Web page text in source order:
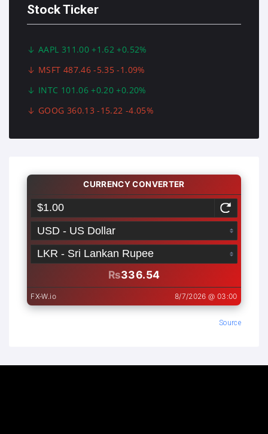
Stock Ticker
AAPL 311.00 +1.62 +0.52%
MSFT 487.46 -5.35 -1.09%
INTC 101.06 +0.20 +0.20%
GOOG 360.13 -15.22 -4.05%
Source